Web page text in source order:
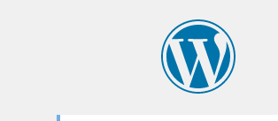
oublié